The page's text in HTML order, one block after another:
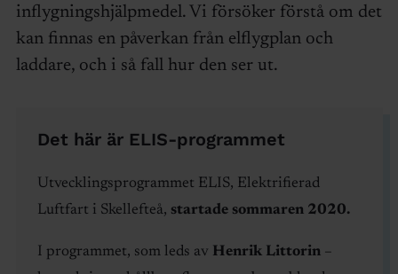
inflygningshjälpmedel. Vi försöker förstå om det
kan finnas en påverkan från elflygplan och
laddare, och i så fall hur den ser ut.
Det här är ELIS-programmet
Utvecklingsprogrammet ELIS, Elektrifierad
Luftfart i Skellefteå, startade sommaren 2020.
I programmet, som leds av Henrik Littorin–